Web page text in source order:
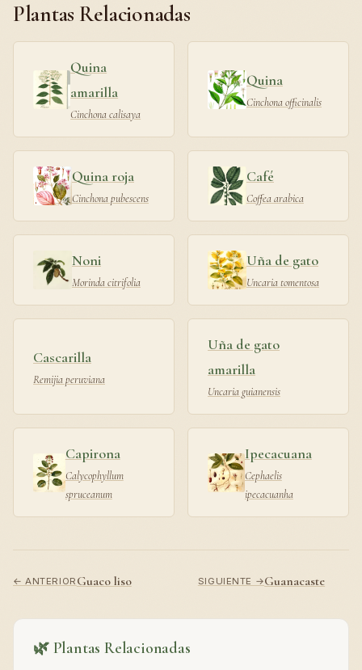
Plantas Relacionadas
Quina
amarilla
Cinchona calisaya
Quina
Cinchona officinalis
Quina roja
Cinchona pubescens
Café
Coffea arabica
Noni
Morinda citrifolia
Uña de gato
Uncaria tomentosa
Cascarilla
Remijia peruviana
Uña de gato
amarilla
Uncaria guianensis
Capirona
Calycophyllum
spruceanum
Ipecacuana
Cephaelis
ipecacuanha
← ANTERIORGuaco liso SIGUIENTE →Guanacaste
🌿 Plantas Relacionadas